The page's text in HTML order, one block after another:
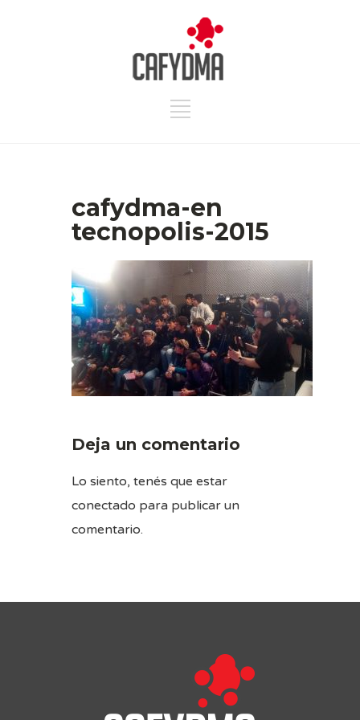
cafydma-en
tecnopolis-2015
Deja un comentario
Lo siento, tenés que estar
conectado para publicar un
comentario.